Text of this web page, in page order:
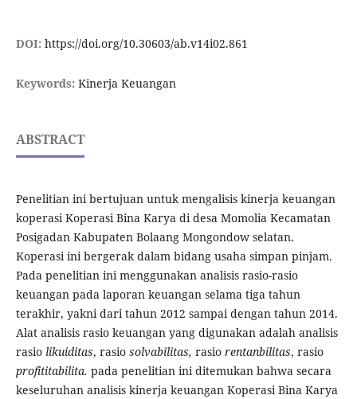
DOI: https://doi.org/10.30603/ab.v14i02.861
Keywords: Kinerja Keuangan
ABSTRACT
Penelitian ini bertujuan untuk mengalisis kinerja keuangan
koperasi Koperasi Bina Karya di desa Momolia Kecamatan
Posigadan Kabupaten Bolaang Mongondow selatan.
Koperasi ini bergerak dalam bidang usaha simpan pinjam.
Pada penelitian ini menggunakan analisis rasio-rasio
keuangan pada laporan keuangan selama tiga tahun
terakhir, yakni dari tahun 2012 sampai dengan tahun 2014.
Alat analisis rasio keuangan yang digunakan adalah analisis
rasio likuiditas, rasio solvabilitas, rasio rentanbilitas, rasio
profititabilita. pada penelitian ini ditemukan bahwa secara
keseluruhan analisis kinerja keuangan Koperasi Bina Karya